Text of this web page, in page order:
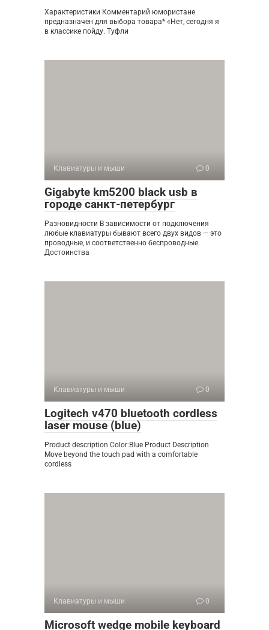
Характеристики Комментарий юмористане
предназначен для выбора товара* «Нет, сегодня я
в классике пойду. Туфли
Клавиатуры и мыши 0
Gigabyte km5200 black usb в
городе санкт-петербург
Разновидности В зависимости от подключения
любые клавиатуры бывают всего двух видов — это
проводные, и соответственно беспроводные.
Достоинства
Клавиатуры и мыши 0
Logitech v470 bluetooth cordless
laser mouse (blue)
Product description Color:Blue Product Description
Move beyond the touch pad with a comfortable
cordless
Клавиатуры и мыши 0
Microsoft wedge mobile keyboard